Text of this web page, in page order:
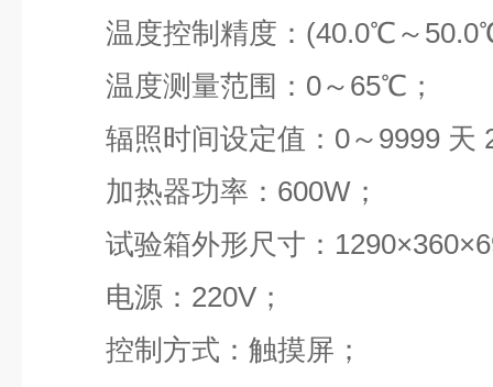
温度控制精度：(40.0℃～
温度测量范围：0～65℃；
辐照时间设定值：0～9999 天
加热器功率：600W；
试验箱外形尺寸：
电源：220V；
控制方式：触摸屏；